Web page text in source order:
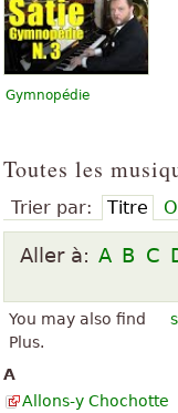
Gymnopédie
Toutes les
Trier par: Titre
Aller à: A B C
You may also find
Plus.
A
Allons-y Chochotte